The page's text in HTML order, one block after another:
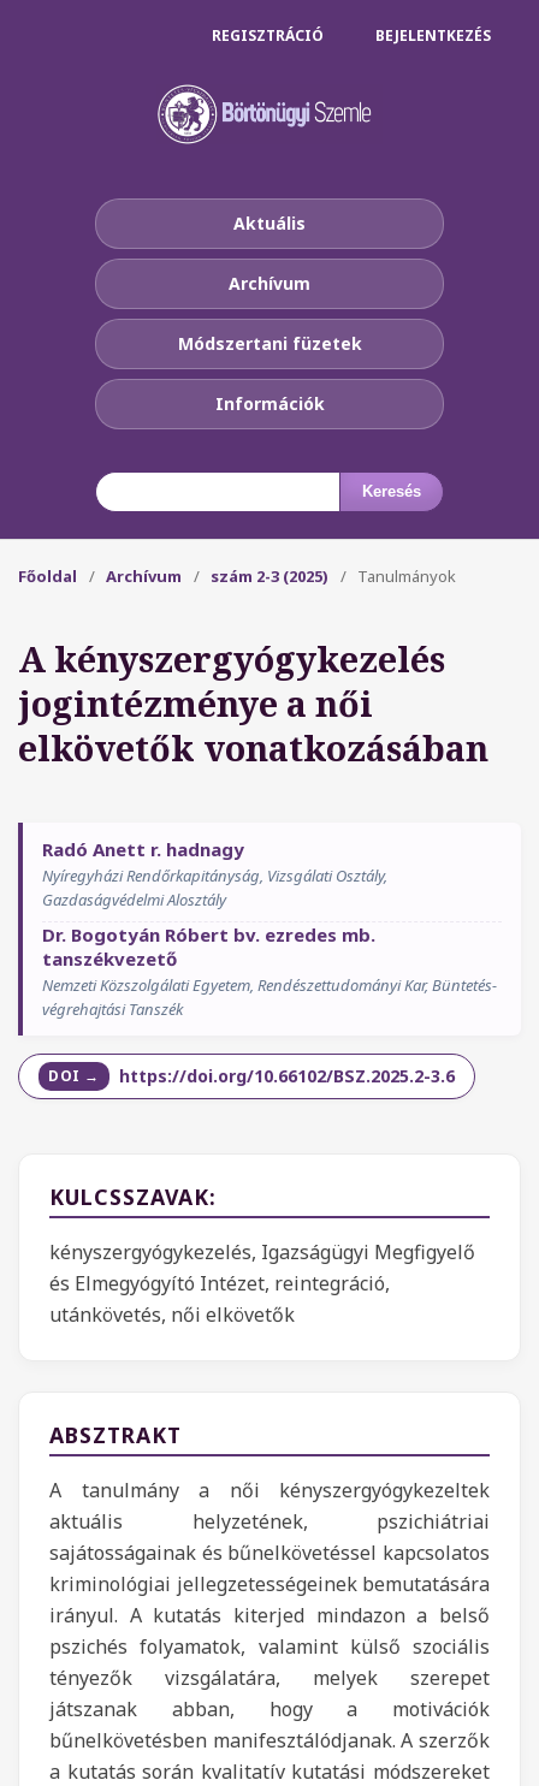
Aktuális
Archívum
Módszertani füzetek
Információk
Keresés
REGISZTRÁCIÓ BEJELENTKEZÉS
Főoldal / Archívum / szám 2-3 (2025) / Tanulmányok
A kényszergyógykezelés
jogintézménye a női
elkövetők vonatkozásában
Radó Anett r. hadnagy
Nyíregyházi Rendőrkapitányság, Vizsgálati Osztály,
Gazdaságvédelmi Alosztály
Dr. Bogotyán Róbert bv. ezredes mb.
tanszékvezető
Nemzeti Közszolgálati Egyetem, Rendészettudományi Kar, Büntetés-
végrehajtási Tanszék
https://doi.org/10.66102/BSZ.2025.2-3.6
KULCSSZAVAK:
kényszergyógykezelés, Igazságügyi Megfigyelő
és Elmegyógyító Intézet, reintegráció,
utánkövetés, női elkövetők
ABSZTRAKT
A tanulmány a női kényszergyógykezeltek
aktuális helyzetének, pszichiátriai
sajátosságainak és bűnelkövetéssel kapcsolatos
kriminológiai jellegzetességeinek bemutatására
irányul. A kutatás kiterjed mindazon a belső
pszichés folyamatok, valamint külső szociális
tényezők vizsgálatára, melyek szerepet
játszanak abban, hogy a motivációk
bűnelkövetésben manifesztálódjanak. A szerzők
a kutatás során kvalitatív kutatási módszereket